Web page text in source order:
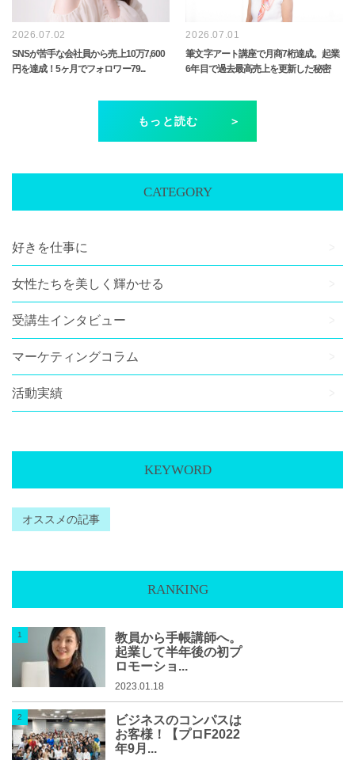
2026.07.02
SNSが苦手な会社員から売上10万7,600
円を達成！5ヶ月でフォロワー79...
2026.07.01
筆文字アート講座で月商7桁達成。起業
6年目で過去最高売上を更新した秘密
もっと読む
CATEGORY
好きを仕事に
女性たちを美しく輝かせる
受講生インタビュー
マーケティングコラム
活動実績
KEYWORD
オススメの記事
RANKING
教員から手帳講師へ。
起業して半年後の初プ
ロモーショ...
2023.01.18
ビジネスのコンパスは
お客様！【プロF2022
年9月...